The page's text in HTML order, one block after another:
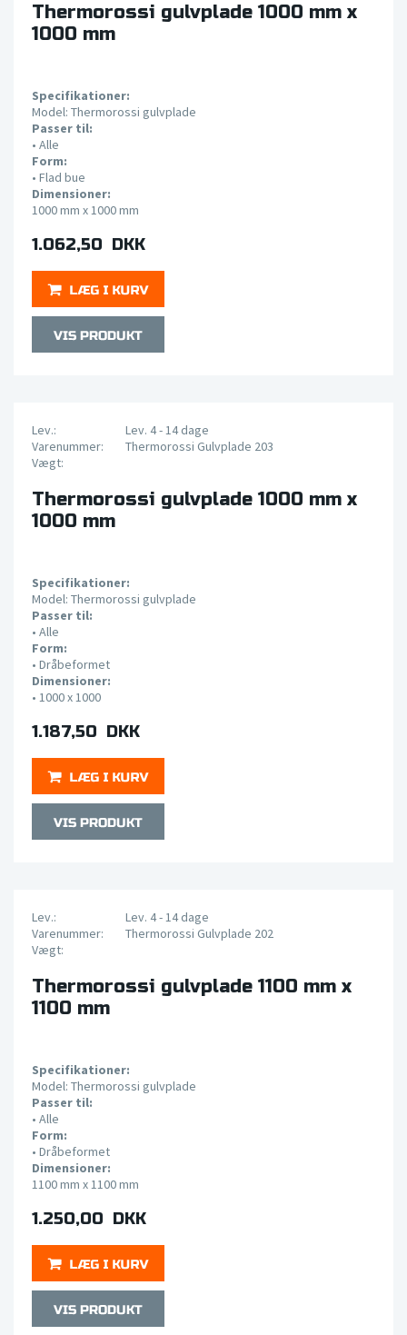
Thermorossi gulvplade 1000 mm x
1000 mm
Specifikationer:
Model: Thermorossi gulvplade
Passer til:
• Alle
Form:
• Flad bue
Dimensioner:
1000 mm x 1000 mm
1.062,50 DKK
Lev.:
Lev. 4 - 14 dage
Varenummer:
Thermorossi Gulvplade 203
Vægt:
Thermorossi gulvplade 1000 mm x
1000 mm
Specifikationer:
Model: Thermorossi gulvplade
Passer til:
• Alle
Form:
• Dråbeformet
Dimensioner:
• 1000 x 1000
1.187,50 DKK
Lev.:
Lev. 4 - 14 dage
Varenummer:
Thermorossi Gulvplade 202
Vægt:
Thermorossi gulvplade 1100 mm x
1100 mm
Specifikationer:
Model: Thermorossi gulvplade
Passer til:
• Alle
Form:
• Dråbeformet
Dimensioner:
1100 mm x 1100 mm
1.250,00 DKK